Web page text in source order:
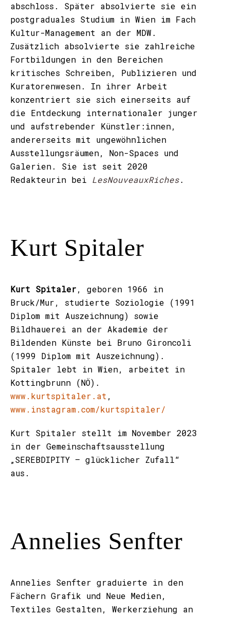
abschloss. Später absolvierte sie ein
postgraduales Studium in Wien im Fach
Kultur-Management an der MDW.
Zusätzlich absolvierte sie zahlreiche
Fortbildungen in den Bereichen
kritisches Schreiben, Publizieren und
Kuratorenwesen. In ihrer Arbeit
konzentriert sie sich einerseits auf
die Entdeckung internationaler junger
und aufstrebender Künstler:innen,
andererseits mit ungewöhnlichen
Ausstellungsräumen, Non-Spaces und
Galerien. Sie ist seit 2020
Redakteurin bei LesNouveauxRiches.
Kurt Spitaler
Kurt Spitaler, geboren 1966 in
Bruck/Mur, studierte Soziologie (1991
Diplom mit Auszeichnung) sowie
Bildhauerei an der Akademie der
Bildenden Künste bei Bruno Gironcoli
(1999 Diplom mit Auszeichnung).
Spitaler lebt in Wien, arbeitet in
Kottingbrunn (NÖ).
www.kurtspitaler.at ,
www.instagram.com/kurtspitaler/
Kurt Spitaler stellt im November 2023
in der Gemeinschaftsausstellung
„SEREBDIPITY – glücklicher Zufall“
aus.
Annelies Senfter
Annelies Senfter graduierte in den
Fächern Grafik und Neue Medien,
Textiles Gestalten, Werkerziehung an